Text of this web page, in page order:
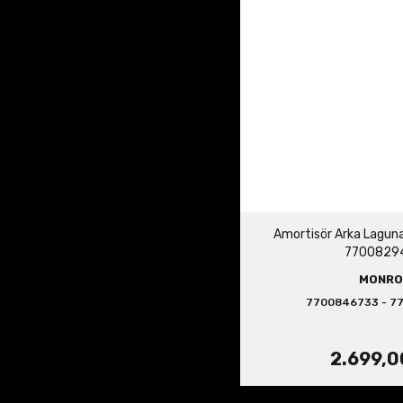
Amortisör Arka
7700846733 -